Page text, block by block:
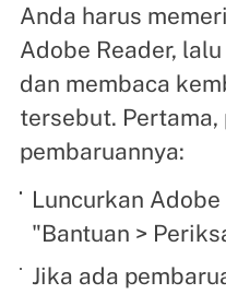
Anda harus
Adobe Reader,
dan membaca
tersebut. Pertama,
pembaruannya:
Luncurkan
"Bantuan >
Jika ada